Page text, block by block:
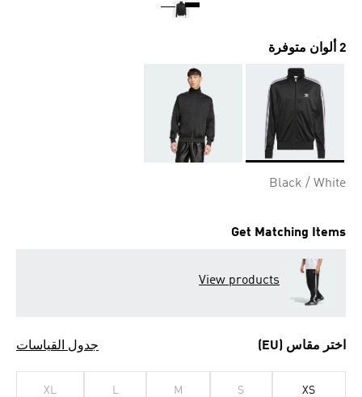
2 ألوان متوفرة
Black / White
Get Matching Items
View products
اختر مقاس (EU) جدول القياسات
XS
S
M
L
XL